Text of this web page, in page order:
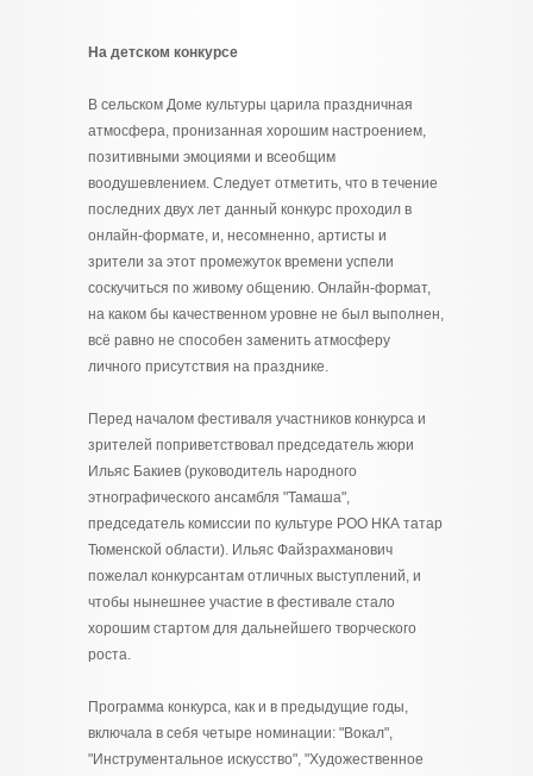
На детском конкурсе
В сельском Доме культуры царила праздничная
атмосфера, пронизанная хорошим настроением,
позитивными эмоциями и всеобщим
воодушевлением. Следует отметить, что в течение
последних двух лет данный конкурс проходил в
онлайн-формате, и, несомненно, артисты и
зрители за этот промежуток времени успели
соскучиться по живому общению. Онлайн-формат,
на каком бы качественном уровне не был выполнен,
всё равно не способен заменить атмосферу
личного присутствия на празднике.
Перед началом фестиваля участников конкурса и
зрителей поприветствовал председатель жюри
Ильяс Бакиев (руководитель народного
этнографического ансамбля "Тамаша",
председатель комиссии по культуре РОО НКА татар
Тюменской области). Ильяс Файзрахманович
пожелал конкурсантам отличных выступлений, и
чтобы нынешнее участие в фестивале стало
хорошим стартом для дальнейшего творческого
роста.
Программа конкурса, как и в предыдущие годы,
включала в себя четыре номинации: "Вокал",
"Инструментальное искусство", "Художественное